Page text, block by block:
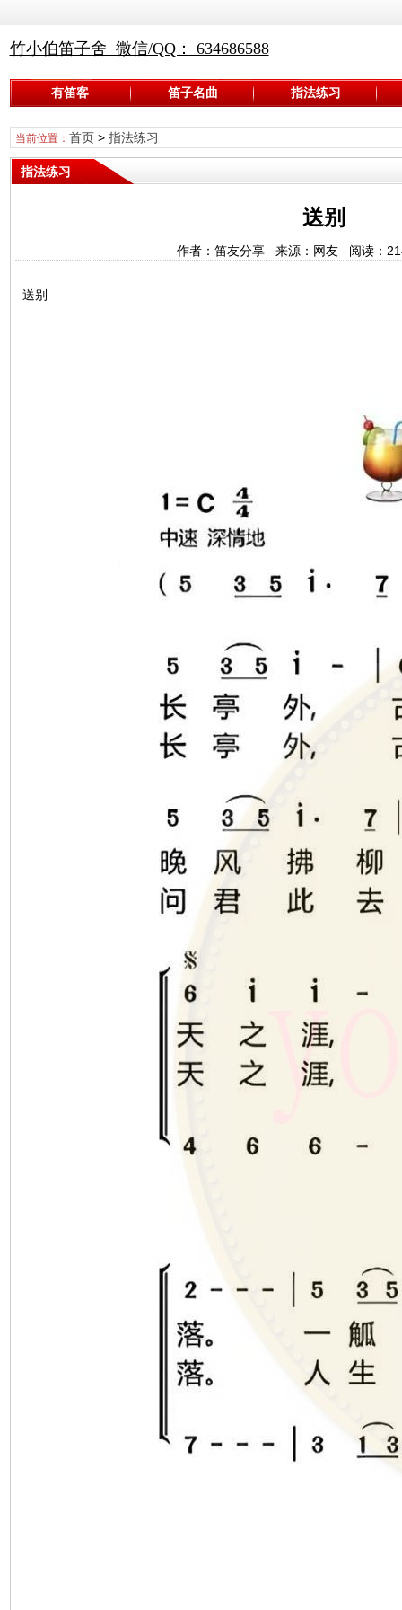
竹小伯笛子舍 微信/QQ： 634686588
有笛客 笛子名曲 指法练习
当前位置： 首页> 指法练习
指法练习
送别
作者：笛友分享 来源：网友 阅读：
送别